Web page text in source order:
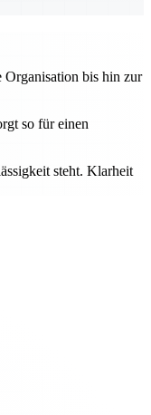
Organisation bis hin zur
so für einen
steht. Klarheit